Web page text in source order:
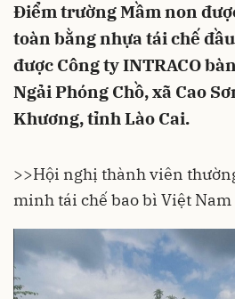
Điểm trường Mầm non
toàn bằng nhựa tái chế
được Công ty INTRACO
Ngải Phóng Chồ, xã Cao
Khương, tỉnh Lào Cai.
>>Hội nghị thành viên
minh tái chế bao bì Việt Nam